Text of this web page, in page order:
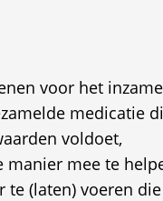
voor het
medicatie
voldoet,
manier mee te
te (laten) voeren